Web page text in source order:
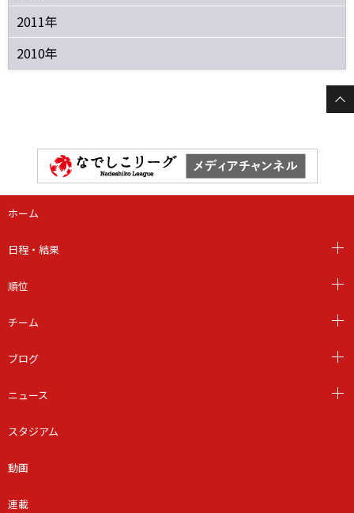
2011年
2010年
ホーム
日程・結果
順位
チーム
ブログ
ニュース
スタジアム
動画
連載